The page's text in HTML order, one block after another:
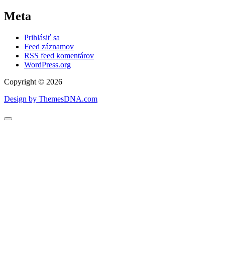
Meta
Prihlásiť sa
Feed záznamov
RSS feed komentárov
WordPress.org
Copyright © 2026
Design by ThemesDNA.com